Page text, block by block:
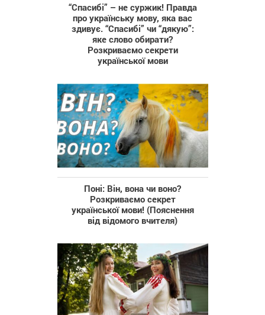
“Спасибі” – не суржик! Правда
про українську мову, яка вас
здивує. “Спасибі” чи “дякую”:
яке слово обирати?
Розкриваємо секрети
української мови
Поні: Він, вона чи воно?
Розкриваємо секрет
української мови! (Пояснення
від відомого вчителя)